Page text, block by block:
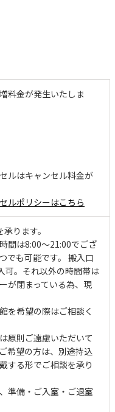
料金が発生いたしま
ルはキャンセル料金が
ルポリシーはこちら
ります。
間は8:00～21:00でござ
でも可能です。 搬入口
可。それ以外の時間帯は
が閉まっている為、現
を希望の際はご相談く
原則ご遠慮いただいて
希望の方は、別途持込
する形でご相談を承り
準備・ご入室・ご退室